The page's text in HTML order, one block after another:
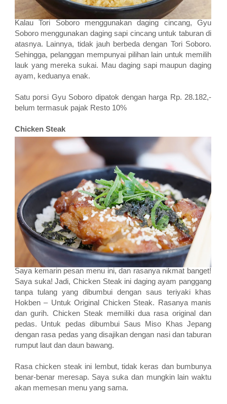
Kalau Tori Soboro menggunakan daging cincang, Gyu
Soboro menggunakan daging sapi cincang untuk taburan di
atasnya. Lainnya, tidak jauh berbeda dengan Tori Soboro.
Sehingga, pelanggan mempunyai pilihan lain untuk memilih
lauk yang mereka sukai. Mau daging sapi maupun daging
ayam, keduanya enak.
Satu porsi Gyu Soboro dipatok dengan harga Rp. 28.182,-
belum termasuk pajak Resto 10%
Chicken Steak
Saya kemarin pesan menu ini, dan rasanya nikmat banget!
Saya suka! Jadi, Chicken Steak ini daging ayam panggang
tanpa tulang yang dibumbui dengan saus teriyaki khas
Hokben – Untuk Original Chicken Steak. Rasanya manis
dan gurih. Chicken Steak memiliki dua rasa original dan
pedas. Untuk pedas dibumbui Saus Miso Khas Jepang
dengan rasa pedas yang disajikan dengan nasi dan taburan
rumput laut dan daun bawang.
Rasa chicken steak ini lembut, tidak keras dan bumbunya
benar-benar meresap. Saya suka dan mungkin lain waktu
akan memesan menu yang sama.